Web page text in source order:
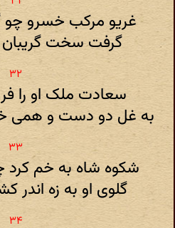
غریو مرکب خسرو
گرفت سخت
سعادت ملک او را
به غل دو دست و همی
شکوه شاه به خم
گلوی او به زه